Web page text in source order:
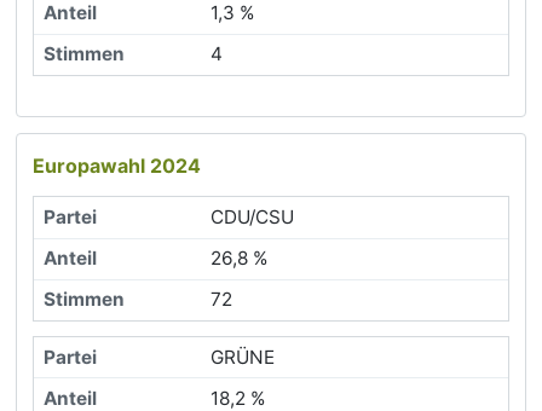
1,3 %
4
Europawahl 2024
CDU/CSU
26,8 %
72
GRÜNE
18,2 %